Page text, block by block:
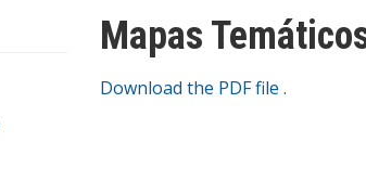
Mapas
Download the PDF file .